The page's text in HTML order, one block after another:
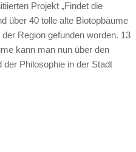
Projekt „Findet die
über 40 tolle alte Biotopbäume
der Region gefunden worden. 13
kann man nun über den
der Philosophie in der Stadt